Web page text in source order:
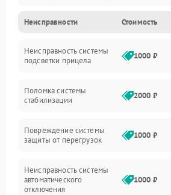
Механические повреждения
Неисправность фокусировки и оптики
Электропитание
Механика
Неисправности Стоимость
Неисправность системы
подсветки прицела
1000 ₽
Поломка системы
стабилизации
2000 ₽
Повреждение системы
защиты от перегрузок
1000 ₽
Неисправность системы
автоматического
отключения
1000 ₽